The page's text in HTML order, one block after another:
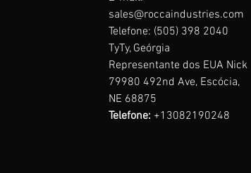
sales@roccaindustries.com
Telefone: (505) 398 2040
TyTy, Geórgia
Representante dos EUA Nick
79980 492nd Ave, Escócia,
NE 68875
Telefone: +13082190248